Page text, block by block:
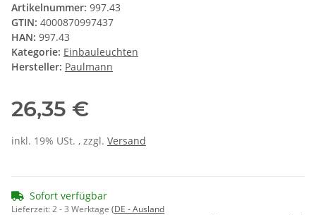
Artikelnummer: 997.43
GTIN: 4000870997437
HAN: 997.43
Kategorie: Einbauleuchten
Hersteller: Paulmann
26,35 €
inkl. 19% USt. , zzgl. Versand
Sofort verfügbar
Lieferzeit:2 - 3 Werktage (DE - Ausland